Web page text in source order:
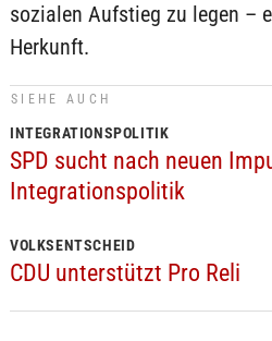
sozialen Aufstieg zu legen –
Herkunft.
SIEHE AUCH
INTEGRATIONSPOLITIK
SPD sucht nach neuen
Integrationspolitik
VOLKSENTSCHEID
CDU unterstützt Pro Reli